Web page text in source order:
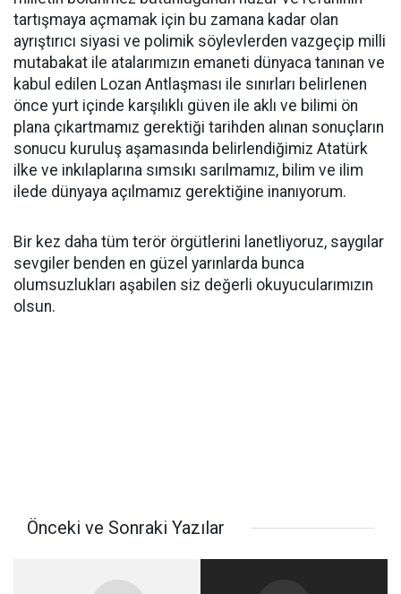
tartışmaya açmamak için bu zamana kadar olan
ayrıştırıcı siyasi ve polimik söylevlerden vazgeçip milli
mutabakat ile atalarımızın emaneti dünyaca tanınan ve
kabul edilen Lozan Antlaşması ile sınırları belirlenen
önce yurt içinde karşılıklı güven ile aklı ve bilimi ön
plana çıkartmamız gerektiği tarihden alınan sonuçların
sonucu kuruluş aşamasında belirlendiğimiz Atatürk
ilke ve inkılaplarına sımsıkı sarılmamız, bilim ve ilim
ilede dünyaya açılmamız gerektiğine inanıyorum.
Bir kez daha tüm terör örgütlerini lanetliyoruz, saygılar
sevgiler benden en güzel yarınlarda bunca
olumsuzlukları aşabilen siz değerli okuyucularımızın
olsun.
Önceki ve Sonraki Yazılar